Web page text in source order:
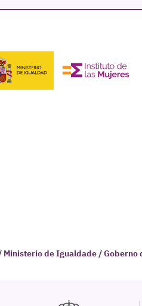
de Igualdade / Goberno